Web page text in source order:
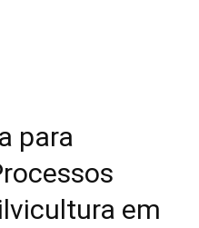
para
em